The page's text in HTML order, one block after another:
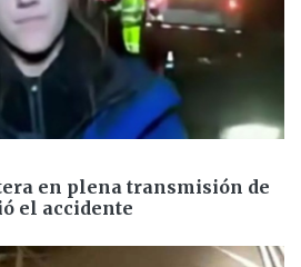
en plena transmisión de
el accidente